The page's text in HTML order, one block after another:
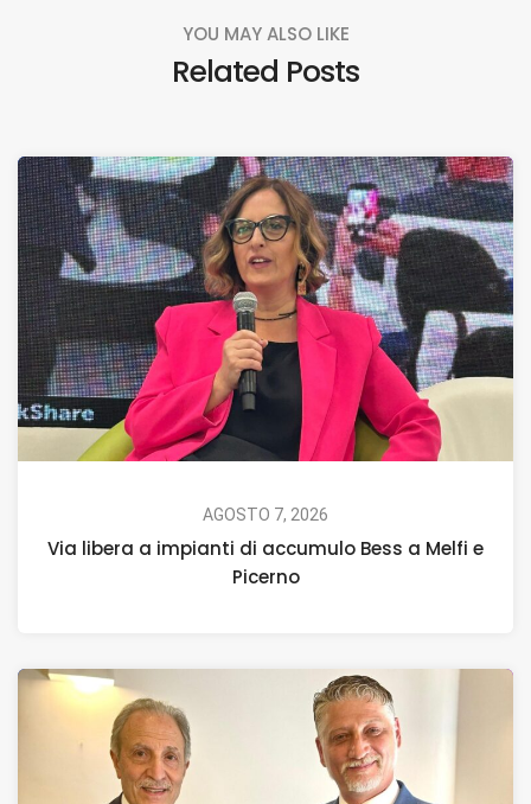
YOU MAY ALSO LIKE
Related Posts
AGOSTO 7, 2026
Via libera a impianti di accumulo Bess a Melfi e
Picerno